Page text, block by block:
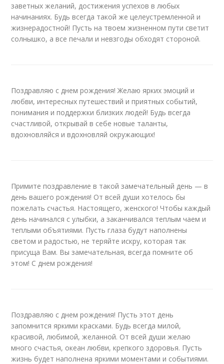
заветных желаний, достижения успехов в любых
начинаниях. Будь всегда такой же целеустремленной и
жизнерадостной! Пусть на твоем жизненном пути светит
солнышко, а все печали и невзгоды обходят стороной.
Поздравляю с днем рождения! Желаю ярких эмоций и
любви, интересных путешествий и приятных событий,
понимания и поддержки близких людей! Будь всегда
счастливой, открывай в себе новые таланты,
вдохновляйся и вдохновляй окружающих!
Примите поздравление в такой замечательный день — в
день вашего рождения! От всей души хотелось бы
пожелать счастья. Настоящего, женского! Чтобы каждый
день начинался с улыбки, а заканчивался теплым чаем и
теплыми объятиями. Пусть глаза будут наполнены
светом и радостью, не теряйте искру, которая так
присуща Вам. Вы замечательная, всегда помните об
этом! С днем рождения!
Поздравляю с днем рождения! Пусть этот день
запомнится яркими красками. Будь всегда милой,
красивой, любимой, желанной. От всей души желаю
много счастья, океан любви, крепкого здоровья. Пусть
жизнь будет наполнена яркими моментами и событиями.